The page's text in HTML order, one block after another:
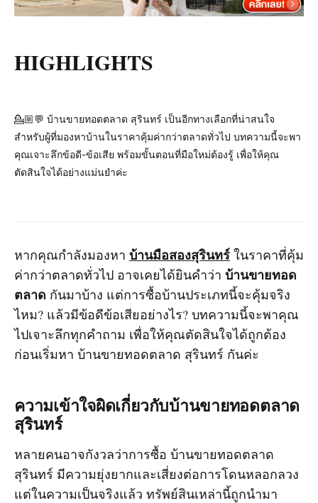
HIGHLIGHTS
💁🏼💬 บ้านขายทอดตลาด สุรินทร์ เป็นอีกทางเลือกที่น่าสนใจ
สำหรับผู้ที่มองหาบ้านในราคาคุ้มค่ากว่าตลาดทั่วไป บทความนี้จะพา
คุณเจาะลึกข้อดี-ข้อเสีย พร้อมขั้นตอนที่มือใหม่ต้องรู้ เพื่อให้คุณ
ตัดสินใจได้อย่างแม่นยำค่ะ
หากคุณกำลังมองหา บ้านมือสองสุรินทร์ ในราคาที่คุ้ม
ค่ากว่าตลาดทั่วไป อาจเคยได้ยินคำว่า บ้านขายทอด
ตลาด กันมาบ้าง แต่การซื้อบ้านประเภทนี้จะคุ้มจริง
ไหม? แล้วมีข้อดีข้อเสียอย่างไร? บทความนี้จะพาคุณ
ไปเจาะลึกทุกคำถาม เพื่อให้คุณตัดสินใจได้ถูกต้อง
ก่อนเริ่มหา บ้านขายทอดตลาด สุรินทร์ กันค่ะ
ความเข้าใจผิดเกี่ยวกับบ้านขายทอดตลาด
สุรินทร์
หลายคนอาจกังวลว่าการซื้อ บ้านขายทอดตลาด
สุรินทร์ มีความยุ่งยากและเสี่ยงต่อการโดนหลอกลวง
แต่ในความเป็นจริงแล้ว ทรัพย์สินเหล่านี้ถูกนำมา